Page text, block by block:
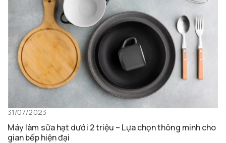
31/07/2023
Máy làm sữa hạt dưới 2 triệu – Lựa chọn thông minh cho
gian bếp hiện đại